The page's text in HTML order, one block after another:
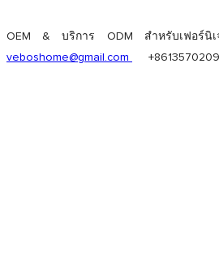
OEM & บริการ ODM สำหรับ
veboshome@gmail.com